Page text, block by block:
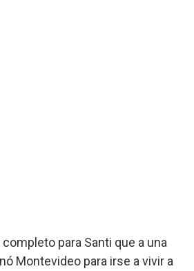
para Santi que a una
Montevideo para irse a vivir a